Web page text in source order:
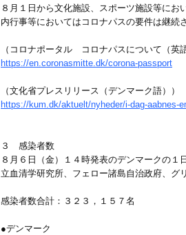
８月１日から文化施設、スポーツ施設等に
内行事等においてはコロナパスの要件は継続
（コロナポータル コロナパスについて（英語
https://en.coronasmitte.dk/corona-passport
（文化省プレスリリース（デンマーク語））
https://kum.dk/aktuelt/nyheder/i-dag-aabnes-
３ 感染者数
８月６日（金）１４時発表のデンマークの
立血清学研究所、フェロー諸島自治政府、グ
感染者数合計：３２３，１５７名
●デンマーク